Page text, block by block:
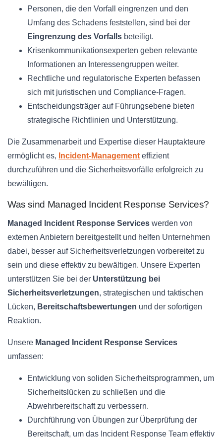
Personen, die den Vorfall eingrenzen und den
Umfang des Schadens feststellen, sind bei der
Eingrenzung des Vorfalls beteiligt.
Krisenkommunikationsexperten geben relevante
Informationen an Interessengruppen weiter.
Rechtliche und regulatorische Experten befassen
sich mit juristischen und Compliance-Fragen.
Entscheidungsträger auf Führungsebene bieten
strategische Richtlinien und Unterstützung.
Die Zusammenarbeit und Expertise dieser Hauptakteure
ermöglicht es, Incident-Management effizient
durchzuführen und die Sicherheitsvorfälle erfolgreich zu
bewältigen.
Was sind Managed Incident Response Services?
Managed Incident Response Services werden von
externen Anbietern bereitgestellt und helfen Unternehmen
dabei, besser auf Sicherheitsverletzungen vorbereitet zu
sein und diese effektiv zu bewältigen. Unsere Experten
unterstützen Sie bei der Unterstützung bei
Sicherheitsverletzungen, strategischen und taktischen
Lücken, Bereitschaftsbewertungen und der sofortigen
Reaktion.
Unsere Managed Incident Response Services
umfassen:
Entwicklung von soliden Sicherheitsprogrammen, um
Sicherheitslücken zu schließen und die
Abwehrbereitschaft zu verbessern.
Durchführung von Übungen zur Überprüfung der
Bereitschaft, um das Incident Response Team effektiv